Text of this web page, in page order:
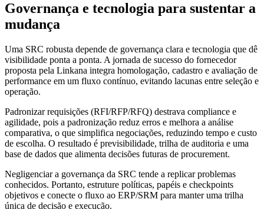
Governança e tecnologia para sustentar a
mudança
Uma SRC robusta depende de governança clara e tecnologia que dê
visibilidade ponta a ponta. A jornada de sucesso do fornecedor
proposta pela Linkana integra homologação, cadastro e avaliação de
performance em um fluxo contínuo, evitando lacunas entre seleção e
operação.
Padronizar requisições (RFI/RFP/RFQ) destrava compliance e
agilidade, pois a padronização reduz erros e melhora a análise
comparativa, o que simplifica negociações, reduzindo tempo e custo
de escolha. O resultado é previsibilidade, trilha de auditoria e uma
base de dados que alimenta decisões futuras de procurement.
Negligenciar a governança da SRC tende a replicar problemas
conhecidos. Portanto, estruture políticas, papéis e checkpoints
objetivos e conecte o fluxo ao ERP/SRM para manter uma trilha
única de decisão e execução.